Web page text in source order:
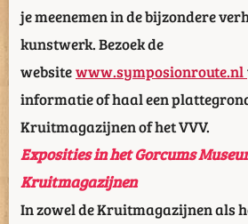
je meenemen in de bijzondere
kunstwerk. Bezoek de
websitewww.symposionroute.nl
informatie of haal een
Kruitmagazijnen of het VVV.
Exposities in het Gorcums
Kruitmagazijnen
In zowel de Kruitmagazijnen als